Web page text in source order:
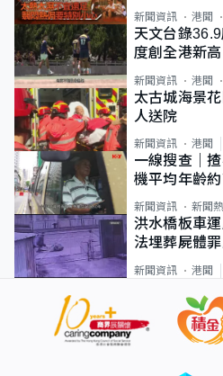
足
新聞資訊 港聞
天文台錄
度創全港新
新聞資訊 港聞
太古城海景
人送院
新聞資訊 港聞
一線搜查｜
機平均年齡
直揸落去
新聞資訊 新聞
洪水橋板車
法埋葬屍體
新聞資訊 港聞